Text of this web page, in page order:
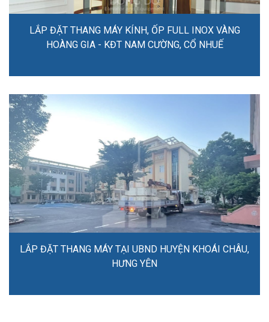
LẮP ĐẶT THANG MÁY KÍNH, ỐP FULL INOX VÀNG
HOÀNG GIA - KĐT NAM CƯỜNG, CỔ NHUẾ
LẮP ĐẶT THANG MÁY TẠI UBND HUYỆN KHOÁI CHÂU,
HƯNG YÊN